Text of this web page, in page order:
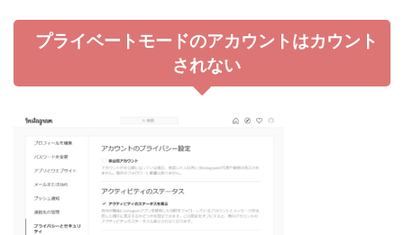
プライベートモードのアカウントはカウント
されない